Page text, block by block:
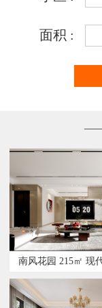
——
南风花园 215㎡ 现